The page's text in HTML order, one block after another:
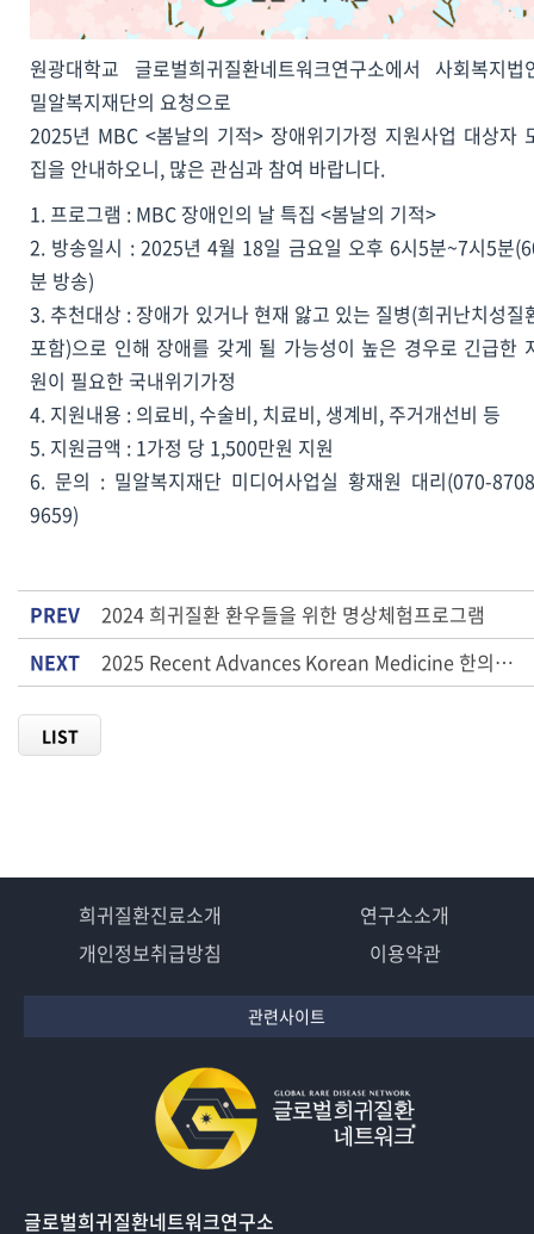
원광대학교 글로벌희귀질환네트워크연구소에서 사회복지법
밀알복지재단의 요청으로
2025년 MBC <봄날의 기적> 장애위기가정 지원사업 대상자
집을 안내하오니, 많은 관심과 참여 바랍니다.
1. 프로그램 : MBC 장애인의 날 특집 <봄날의 기적>
2. 방송일시 : 2025년 4월 18일 금요일 오후 6시5분~7시5분
분 방송)
3. 추천대상 : 장애가 있거나 현재 앓고 있는 질병(희귀난치성질
포함)으로 인해 장애를 갖게 될 가능성이 높은 경우로 긴급한
원이 필요한 국내위기가정
4. 지원내용 : 의료비, 수술비, 치료비, 생계비, 주거개선비 등
5. 지원금액 : 1가정 당 1,500만원 지원
6. 문의 : 밀알복지재단 미디어사업실 황재원 대리(070-
9659)
PREV
2024 희귀질환 환우들을 위한 명상체험프로그램
NEXT
2025 Recent Advances Korean Medicine 한의임상최신지견
LIST
희귀질환진료소개
연구소소개
개인정보취급방침
이용약관
관련사이트
글로벌희귀질환네트워크연구소